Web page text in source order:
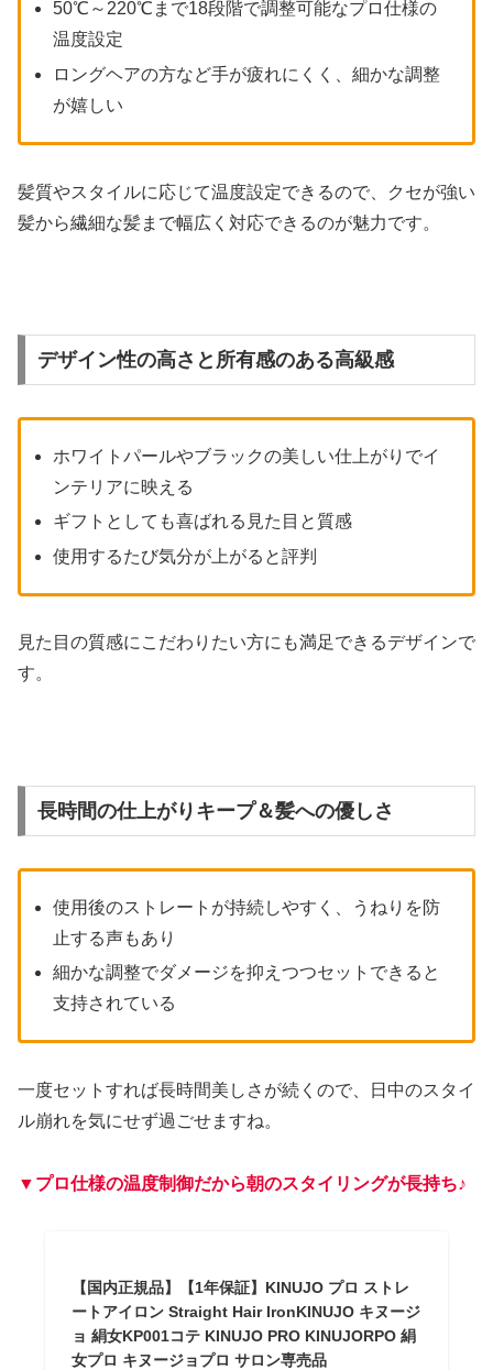
50℃～220℃まで18段階で調整可能なプロ仕様の
温度設定
ロングヘアの方など手が疲れにくく、細かな調整
が嬉しい
髪質やスタイルに応じて温度設定できるので、クセが強い
髪から繊細な髪まで幅広く対応できるのが魅力です。
デザイン性の高さと所有感のある高級感
ホワイトパールやブラックの美しい仕上がりでイ
ンテリアに映える
ギフトとしても喜ばれる見た目と質感
使用するたび気分が上がると評判
見た目の質感にこだわりたい方にも満足できるデザインで
す。
長時間の仕上がりキープ＆髪への優しさ
使用後のストレートが持続しやすく、うねりを防
止する声もあり
細かな調整でダメージを抑えつつセットできると
支持されている
一度セットすれば長時間美しさが続くので、日中のスタイ
ル崩れを気にせず過ごせますね。
▼プロ仕様の温度制御だから朝のスタイリングが長持ち♪
【国内正規品】【1年保証】KINUJO プロ ストレ
ートアイロン Straight Hair IronKINUJO キヌージ
ョ 絹女KP001コテ KINUJO PRO KINUJORPO 絹
女プロ キヌージョプロ サロン専売品